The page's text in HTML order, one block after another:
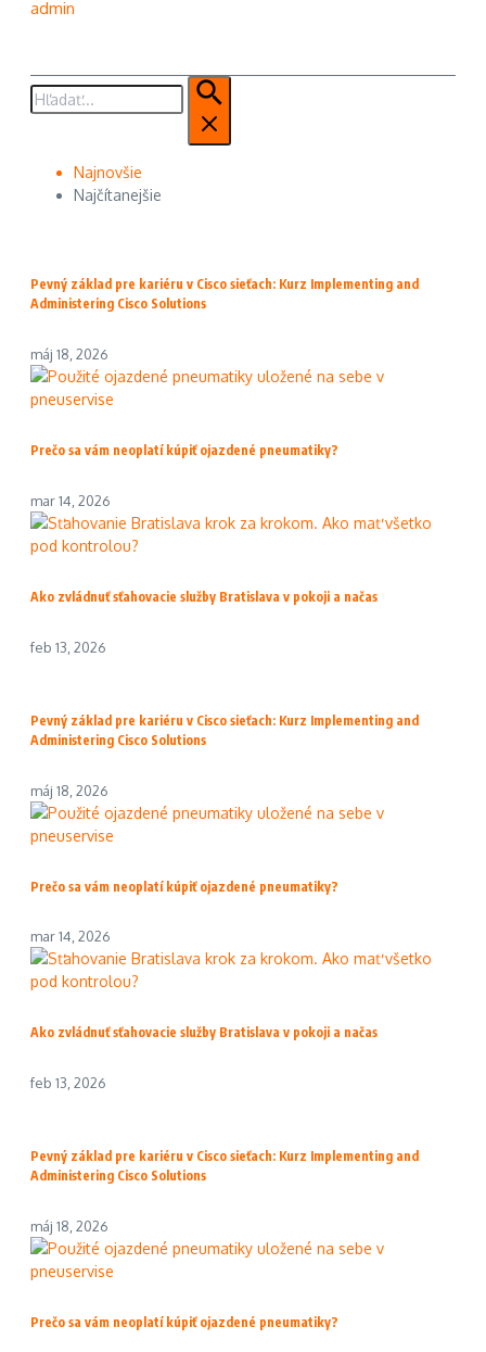
admin
Hľadať:
Najnovšie
Najčítanejšie
Pevný základ pre kariéru v Cisco sieťach: Kurz Implementing and
Administering Cisco Solutions
máj 18, 2026
Prečo sa vám neoplatí kúpiť ojazdené pneumatiky?
mar 14, 2026
Ako zvládnuť sťahovacie služby Bratislava v pokoji a načas
feb 13, 2026
Pevný základ pre kariéru v Cisco sieťach: Kurz Implementing and
Administering Cisco Solutions
máj 18, 2026
Prečo sa vám neoplatí kúpiť ojazdené pneumatiky?
mar 14, 2026
Ako zvládnuť sťahovacie služby Bratislava v pokoji a načas
feb 13, 2026
Pevný základ pre kariéru v Cisco sieťach: Kurz Implementing and
Administering Cisco Solutions
máj 18, 2026
Prečo sa vám neoplatí kúpiť ojazdené pneumatiky?